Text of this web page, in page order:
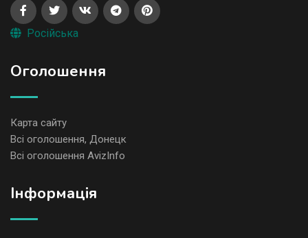
Російська
Оголошення
Карта сайту
Всі оголошення, Донецк
Всі оголошення AvizInfo
Iнформація